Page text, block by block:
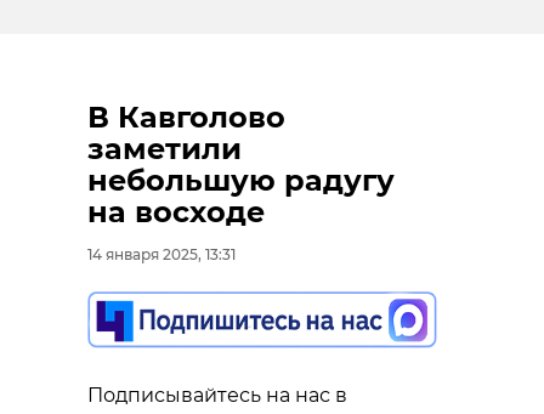
В Кавголово
заметили
небольшую радугу
на восходе
14 января 2025, 13:31
Подписывайтесь на нас в